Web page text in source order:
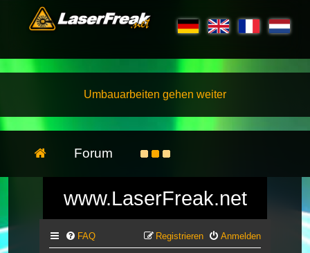
Umbauarbeiten gehen weiter
Forum
www.LaserFreak.net
FAQ Anmelden
Registrieren